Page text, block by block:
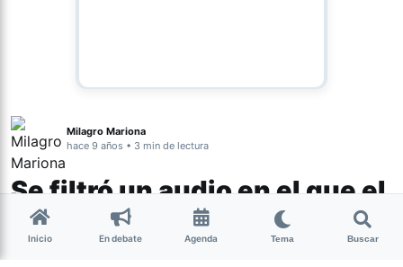
Milagro Mariona
hace 9 años • 3 min de lectura
Se filtró un audio en el que el
concejal Romano Norri trata
de “puta” a Evita
Inicio En debate Agenda Tema Buscar